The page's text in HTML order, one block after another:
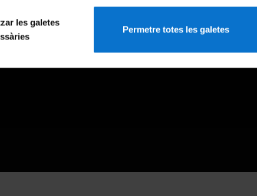
les galetes
Permetre totes les galetes